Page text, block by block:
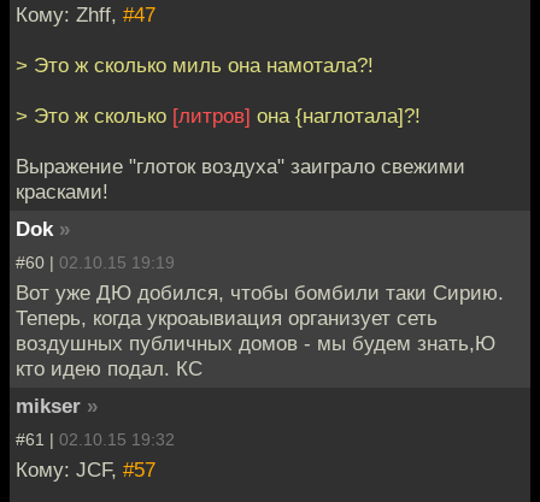
Кому: Zhff, #47
> Это ж сколько миль она намотала?!
> Это ж сколько [литров] она {наглотала]?!
Выражение "глоток воздуха" заиграло свежими
красками!
Dok »
#60 | 02.10.15 19:19
Вот уже ДЮ добился, чтобы бомбили таки Сирию.
Теперь, когда укроаывиация организует сеть
воздушных публичных домов - мы будем знать,Ю
кто идею подал. КС
mikser »
#61 | 02.10.15 19:32
Кому: JCF, #57